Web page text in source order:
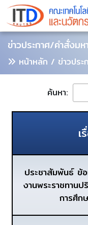
ข่าวประกาศ/คำสั่งม
หน้าหลัก / ข่าวประ
ค้นหา:
เ
ประชาสัมพันธ์ ข้
งานพระราชทาน
การศึก